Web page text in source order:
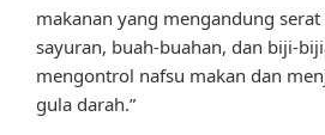
makanan yang mengandung
sayuran, buah-buahan, dan biji-
mengontrol nafsu makan dan
gula darah.”